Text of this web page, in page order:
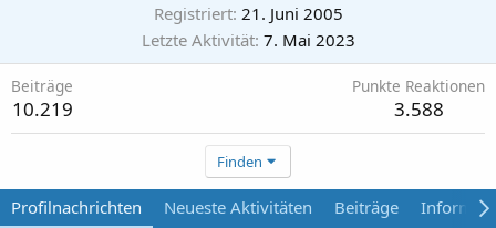
Registriert 21. Juni 2005
Letzte Aktivität 7. Mai 2023
Beiträge
10.219
Punkte Reaktionen
3.588
Finden
Profilnachrichten Neueste Aktivitäten Beiträge